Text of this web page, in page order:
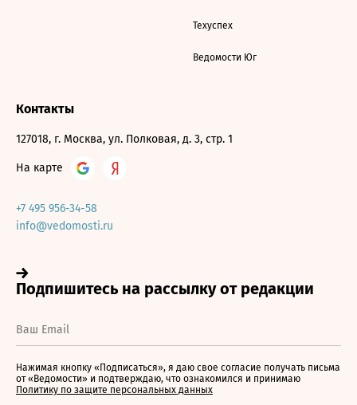
Техуспех
Ведомости Юг
Контакты
127018, г. Москва, ул. Полковая, д. 3, стр. 1
На карте
+7 495 956-34-58
info@vedomosti.ru
Нажимая кнопку «Подписаться», я даю свое согласие получать письма
от «Ведомости» и подтверждаю, что ознакомился и принимаю
Политику по защите персональных данных